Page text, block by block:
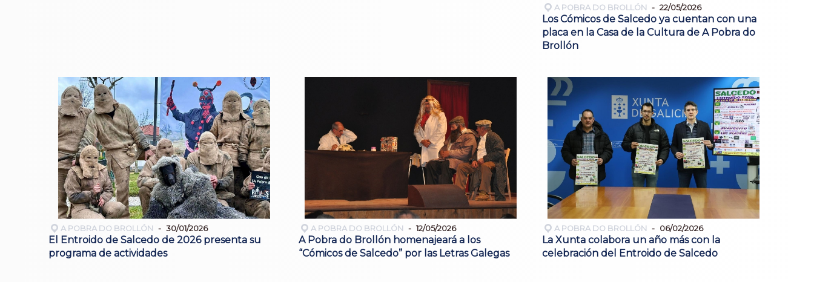
A POBRA DO BROLLÓN 22/05/2026
Los Cómicos de Salcedo ya cuentan con una
placa en la Casa de la Cultura de A Pobra do
Brollón
A POBRA DO BROLLÓN 30/01/2026
El Entroido de Salcedo de 2026 presenta su
programa de actividades
A POBRA DO BROLLÓN 12/05/2026
A Pobra do Brollón homenajeará a los
“Cómicos de Salcedo” por las Letras Galegas
A POBRA DO BROLLÓN 06/02/2026
La Xunta colabora un año más con la
celebración del Entroido de Salcedo